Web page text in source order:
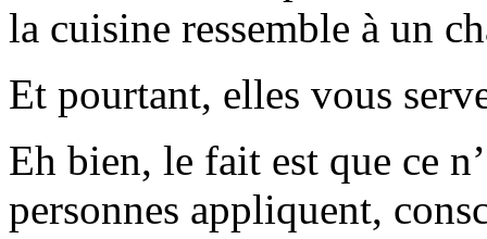
la cuisine ressemble à un
Et pourtant, elles vous
Eh bien, le fait est que ce
personnes appliquent,